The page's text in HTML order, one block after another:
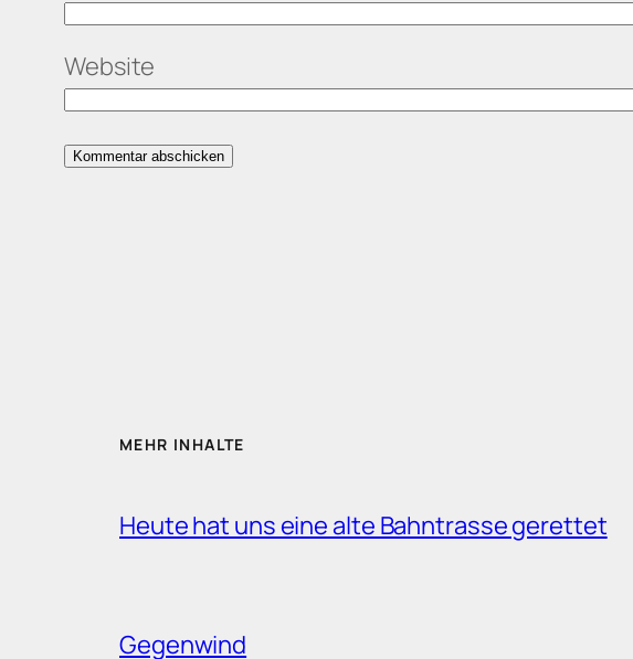
Website
MEHR INHALTE
Heute hat uns eine alte Bahntrasse gerettet
Gegenwind